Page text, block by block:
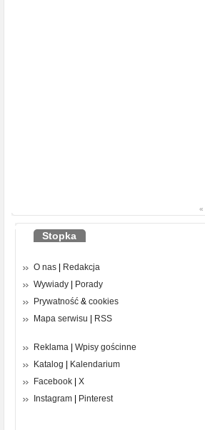
«
Stopka
O nas | Redakcja
Wywiady | Porady
Prywatność & cookies
Mapa serwisu | RSS
Reklama | Wpisy gościnne
Katalog | Kalendarium
Facebook | X
Instagram | Pinterest